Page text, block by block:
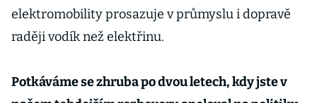
elektromobility prosazuje v průmyslu i dopravě
raději vodík než elektřinu.
Potkáváme se zhruba po dvou letech, kdy jste v